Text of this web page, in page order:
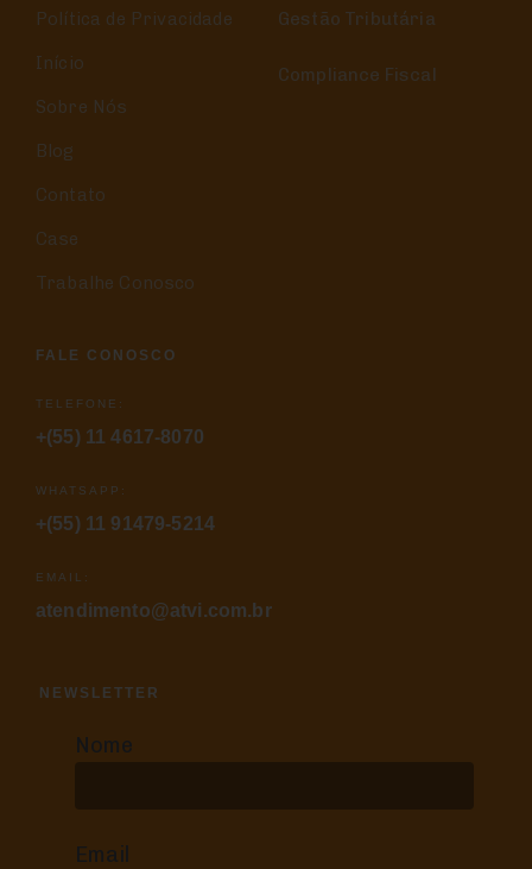
Política de Privacidade
Início
Sobre Nós
Blog
Contato
Case
Trabalhe Conosco
Gestão Tributária
Compliance Fiscal
FALE CONOSCO
TELEFONE:
+(55) 11 4617-8070
WHATSAPP:
+(55) 11 91479-5214
EMAIL:
atendimento@atvi.com.br
NEWSLETTER
Nome
Email